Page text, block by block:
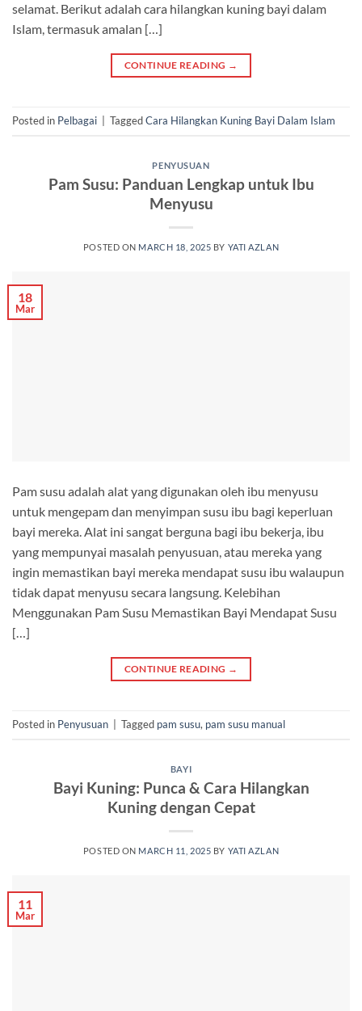
selamat. Berikut adalah cara hilangkan kuning bayi dalam
Islam, termasuk amalan […]
CONTINUE READING →
Posted in Pelbagai TaggedCara Hilangkan Kuning Bayi Dalam Islam
PENYUSUAN
Pam Susu: Panduan Lengkap untuk Ibu
Menyusu
POSTED ON MARCH 18, 2025 BY YATI AZLAN
18
Mar
Pam susu adalah alat yang digunakan oleh ibu menyusu
untuk mengepam dan menyimpan susu ibu bagi keperluan
bayi mereka. Alat ini sangat berguna bagi ibu bekerja, ibu
yang mempunyai masalah penyusuan, atau mereka yang
ingin memastikan bayi mereka mendapat susu ibu walaupun
tidak dapat menyusu secara langsung. Kelebihan
Menggunakan Pam Susu Memastikan Bayi Mendapat Susu
[…]
CONTINUE READING →
Posted in Penyusuan Tagged pam susu, pam susu manual
BAYI
Bayi Kuning: Punca & Cara Hilangkan
Kuning dengan Cepat
POSTED ON MARCH 11, 2025 BY YATI AZLAN
11
Mar